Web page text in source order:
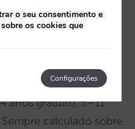
anos gratuito, 5–11
calculado sobre
o seu consentimento e
os cookies que
Configurações